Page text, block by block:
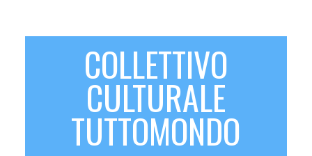
COLLETTIVO
CULTURALE
TUTTOMONDO